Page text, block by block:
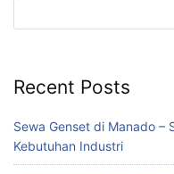
Recent Posts
Sewa Genset di Manado –
Kebutuhan Industri